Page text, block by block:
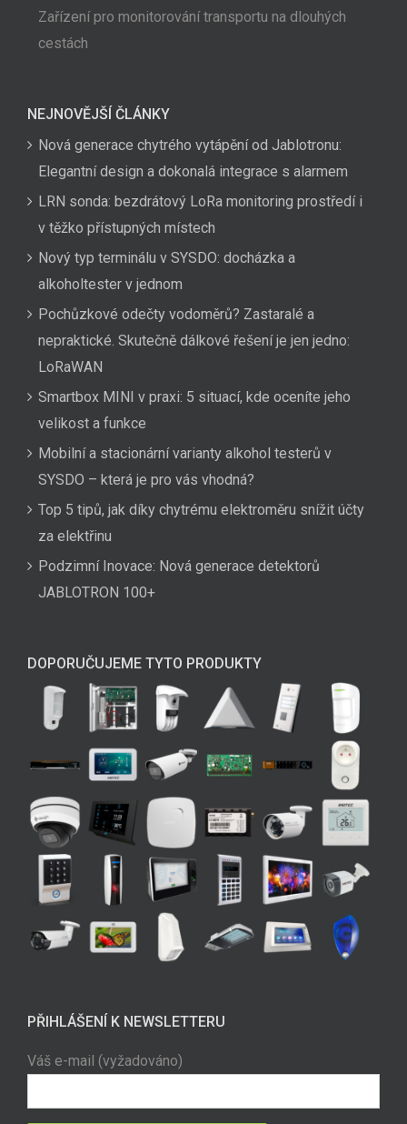
Zařízení pro monitorování transportu na dlouhých
cestách
NEJNOVĚJŠÍ ČLÁNKY
Nová generace chytrého vytápění od Jablotronu:
Elegantní design a dokonalá integrace s alarmem
LRN sonda: bezdrátový LoRa monitoring prostředí i
v těžko přístupných místech
Nový typ terminálu v SYSDO: docházka a
alkoholtester v jednom
Pochůzkové odečty vodoměrů? Zastaralé a
nepraktické. Skutečně dálkové řešení je jen jedno:
LoRaWAN
Smartbox MINI v praxi: 5 situací, kde oceníte jeho
velikost a funkce
Mobilní a stacionární varianty alkohol testerů v
SYSDO – která je pro vás vhodná?
Top 5 tipů, jak díky chytrému elektroměru snížit účty
za elektřinu
Podzimní Inovace: Nová generace detektorů
JABLOTRON 100+
DOPORUČUJEME TYTO PRODUKTY
PŘIHLÁŠENÍ K NEWSLETTERU
Váš e-mail (vyžadováno)